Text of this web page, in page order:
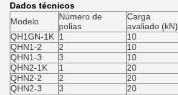
Dados técnicos
Modelo
Número de
polias
Carga
avaliado (kN)
QH1GN-1K 1 10
QHN1-2
2 10
QHN1-3
3 10
QHN2-1K
1 20
QHN2-2
2 20
QHN2-3
3 20